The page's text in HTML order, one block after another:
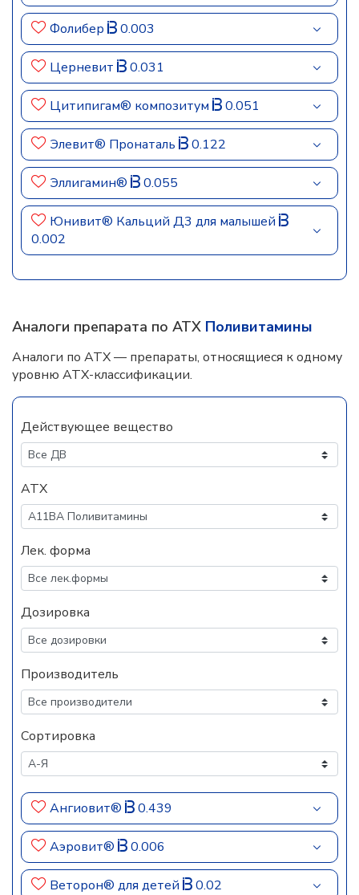
Фолибер 0.003
Церневит 0.031
Цитипигам® композитум 0.051
Элевит® Пронаталь 0.122
Эллигамин® 0.055
Юнивит® Кальций Д3 для малышей
0.002
Аналоги препарата по АТХ Поливитамины
Аналоги по АТХ — препараты, относящиеся к одному
уровню АТХ-классификации.
Действующее вещество
АТХ
Лек. форма
Дозировка
Производитель
Сортировка
Ангиовит® 0.439
Аэровит® 0.006
Веторон® для детей 0.02